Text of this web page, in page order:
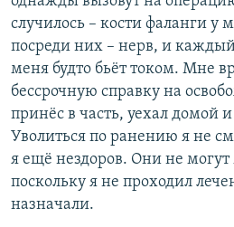
случилось – кости фаланги у
посреди них – нерв, и каждый
меня будто бьёт током. Мне
бессрочную справку на
принёс в часть, уехал домой
Уволиться по ранению я не
я ещё нездоров. Они не могут
поскольку я не проходил
назначали.